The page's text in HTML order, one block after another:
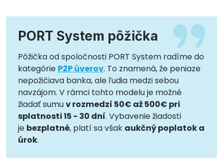
PORT System pôžička
Pôžička od spoločnosti PORT System radíme do
kategórie P2P úverov. To znamená, že peniaze
nepožičiava banka, ale ľudia medzi sebou
navzájom. V rámci tohto modelu je možné
žiadať sumuv rozmedzí 50€ až 500€ pri
splatnosti 15 - 30 dní. Vybavenie žiadosti
je bezplatné, platí sa však aukčný poplatok a
úrok.